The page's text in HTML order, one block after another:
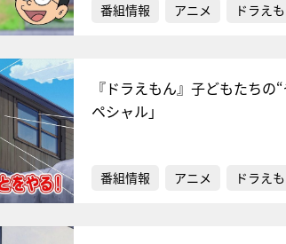
番組情報 アニメ ドラえ
『ドラえもん』子どもたち
ペシャル」
番組情報 アニメ ドラえ